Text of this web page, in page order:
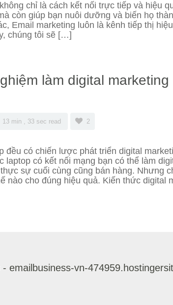
chỉ là cách kết nối trực tiếp và hiệu
còn giúp bạn nuôi dưỡng và biến họ
Email marketing luôn là kênh tiếp thị
chúng tôi sẽ […]
làm digital
13 min , 33 sec read 2
đều có chiến lược phát triển digital
laptop có kết nối mạng bạn có thể làm
sự cuối cùng cũng bán hàng. Nhưng
nào cho đúng hiệu quả. Kiến thức digital
- emailbusiness-vn-